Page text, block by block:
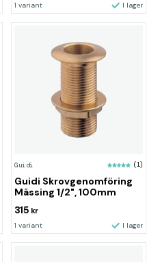
1 variant I lager
Guidi (1)
Guidi Skrovgenomföring
Mässing 1/2", 100mm
315 kr
1 variant I lager